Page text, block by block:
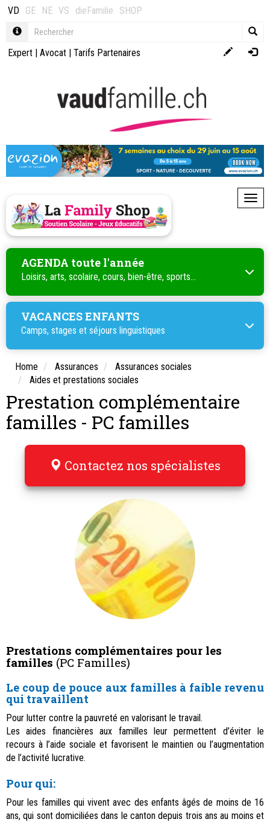
VD GE NE VS dieFamilie SHOP
Expert | Avocat | Tarifs Partenaires
AGENDA toute l'année
Loisirs, arts, scolaire, cours, bien-être, sports...
VACANCES ENFANTS
Camps, stages et séjours linguistiques
Home Assurances
Assurances sociales
Aides et prestations sociales
Prestation complémentaire
familles - PC familles
Contactez nos spécialistes
Prestations complémentaires pour les
familles (PC Familles)
Le coup de pouce aux familles à faible revenu
qui travaillent
Pour lutter contre la pauvreté en valorisant le travail.
Les aides financières aux familles leur permettent d’éviter le
recours à l’aide sociale et favorisent le maintien ou l’augmentation
de l’activité lucrative.
Pour qui:
Pour les familles qui vivent avec des enfants âgés de moins de 16
ans, qui sont domiciliées dans le canton depuis trois ans au moins et